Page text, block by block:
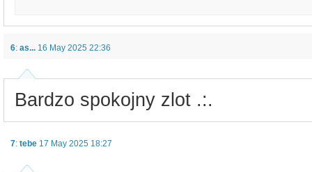
6: as... 16 May 2025 22:36
Bardzo spokojny zlot .:.
7: tebe 17 May 2025 18:27